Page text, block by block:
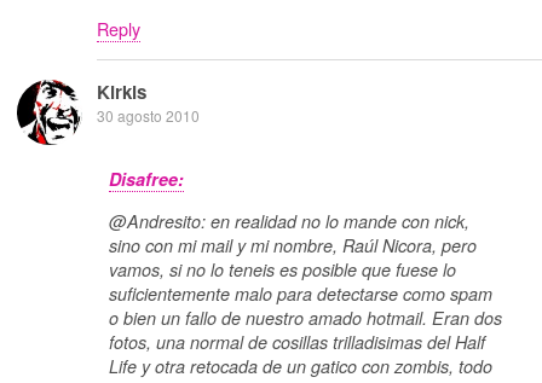
Reply
Kirkis
30 agosto 2010
Disafree:
@Andresito: en realidad no lo mande con nick,
sino con mi mail y mi nombre, Raúl Nicora, pero
vamos, si no lo teneis es posible que fuese lo
suficientemente malo para detectarse como spam
o bien un fallo de nuestro amado hotmail. Eran dos
fotos, una normal de cosillas trilladisimas del Half
Life y otra retocada de un gatico con zombis, todo